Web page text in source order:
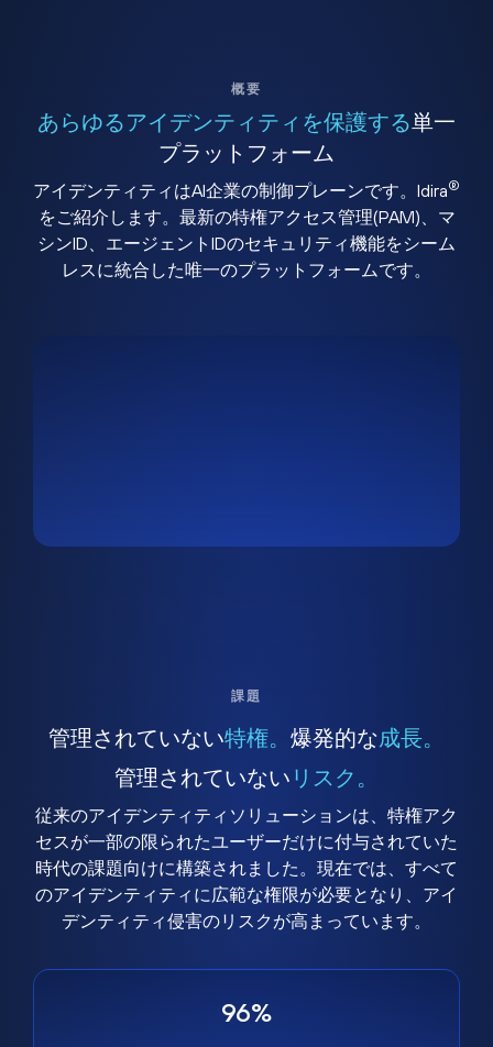
概要
あらゆるアイデンティティを保護する単一
プラットフォーム
アイデンティティはAI企業の制御プレーンです。Idira®
をご紹介します。最新の特権アクセス管理(PAM)、マ
シンID、エージェントIDのセキュリティ機能をシーム
レスに統合した唯一のプラットフォームです。
課題
管理されていない特権。 爆発的な成長。
管理されていない リスク。
従来のアイデンティティソリューションは、特権アク
セスが一部の限られたユーザーだけに付与されていた
時代の課題向けに構築されました。現在では、すべて
のアイデンティティに広範な権限が必要となり、アイ
デンティティ侵害のリスクが高まっています。
96%